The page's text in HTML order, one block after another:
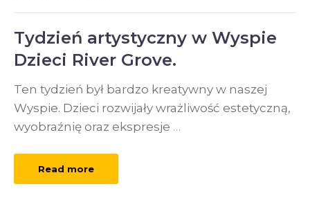
Tydzień artystyczny w Wyspie
Dzieci River Grove.
Ten tydzień był bardzo kreatywny w naszej
Wyspie. Dzieci rozwijały wrażliwość estetyczną,
wyobraźnię oraz ekspresje …
Read more